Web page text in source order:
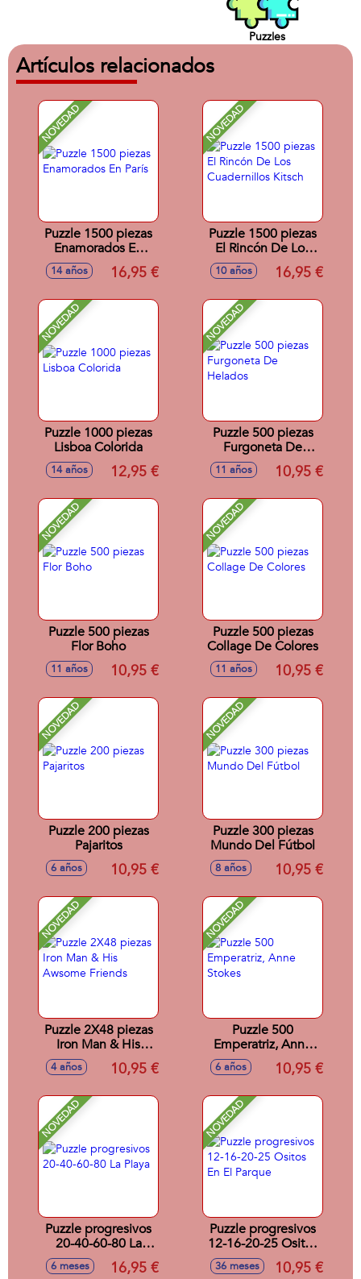
Puzzles
Artículos relacionados
NOVEDAD
Puzzle 1500 piezas
Enamorados En
París
14 años 16,95 €
NOVEDAD
Puzzle 1500 piezas
El Rincón De Los
Cuadernillos Kitsch
10 años 16,95 €
NOVEDAD
Puzzle 1000 piezas
Lisboa Colorida
14 años 12,95 €
NOVEDAD
Puzzle 500 piezas
Furgoneta De
Helados
11 años 10,95 €
NOVEDAD
Puzzle 500 piezas
Flor Boho
11 años 10,95 €
NOVEDAD
Puzzle 500 piezas
Collage De Colores
11 años 10,95 €
NOVEDAD
Puzzle 200 piezas
Pajaritos
6 años 10,95 €
NOVEDAD
Puzzle 300 piezas
Mundo Del Fútbol
8 años 10,95 €
NOVEDAD
Puzzle 2X48 piezas
Iron Man & His
Awsome Friends
4 años 10,95 €
NOVEDAD
Puzzle 500
Emperatriz, Anne
Stokes
6 años 10,95 €
NOVEDAD
Puzzle progresivos
20-40-60-80 La
Playa
6 meses 16,95 €
NOVEDAD
Puzzle progresivos
12-16-20-25 Ositos
En El Parque
36 meses 10,95 €